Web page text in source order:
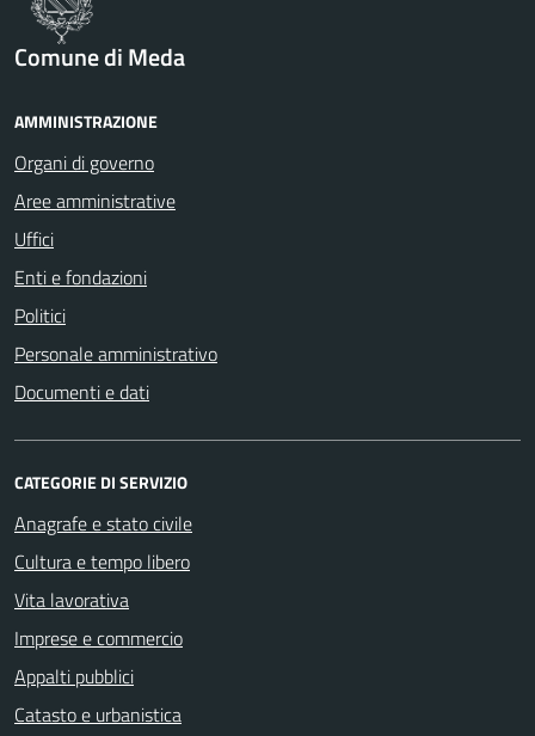
Comune di Meda
AMMINISTRAZIONE
Organi di governo
Aree amministrative
Uffici
Enti e fondazioni
Politici
Personale amministrativo
Documenti e dati
CATEGORIE DI SERVIZIO
Anagrafe e stato civile
Cultura e tempo libero
Vita lavorativa
Imprese e commercio
Appalti pubblici
Catasto e urbanistica